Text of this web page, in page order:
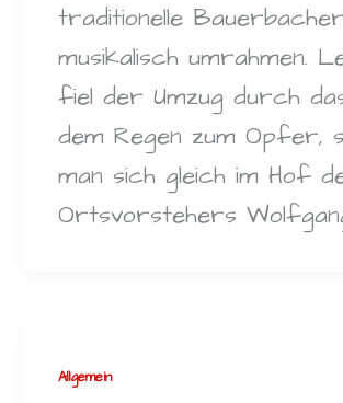
traditionelle
musikalisch umrahmen.
fiel der Umzug durch
dem Regen zum Opfer,
man sich gleich im Hof
Ortsvorstehers
Allgemein